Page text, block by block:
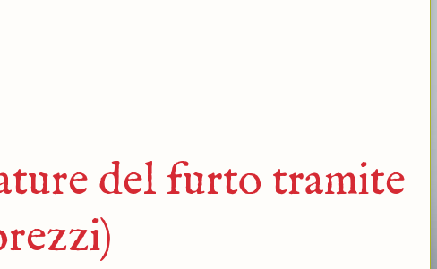
del furto tramite